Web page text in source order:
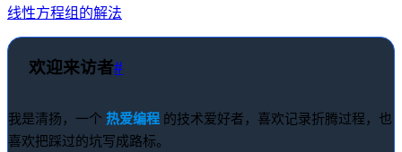
线性方程组的解法
欢迎来访者#
我是清扬，一个 热爱编程 的技术爱好者，喜欢记录折腾过程，也
喜欢把踩过的坑写成路标。